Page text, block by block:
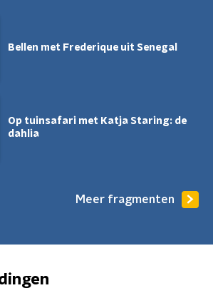
Bellen met Frederique uit Senegal
Op tuinsafari met Katja Staring: de
dahlia
Meer fragmenten